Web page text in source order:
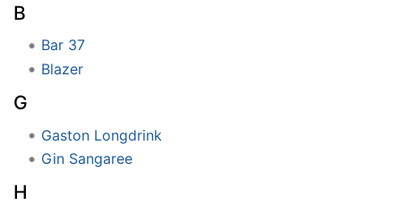
B
Bar 37
Blazer
G
Gaston Longdrink
Gin Sangaree
H